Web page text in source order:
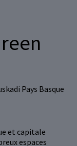
Pays Basque
et capitale
espaces